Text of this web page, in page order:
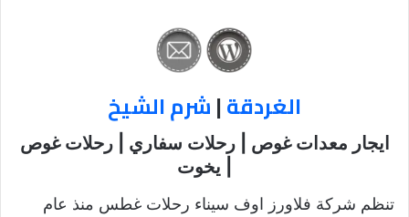
الغردقة|شرم الشيخ
ايجار معدات غوص | رحلات سفاري | رحلات غوص
| يخوت
تنظم شركة فلاورز اوف سيناء رحلات غطس منذ عام